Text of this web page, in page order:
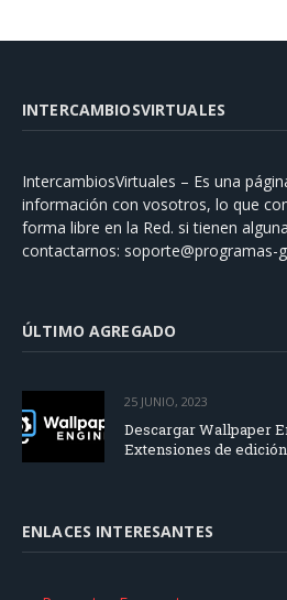
INTERCAMBIOSVIRTUALES
IntercambiosVirtuales – Es una
información con vosotros, lo que
forma libre en la Red. si tienen
contactarnos: soporte@programas-
ÚLTIMO AGREGADO
25 JUNIO, 2023
Descargar Wallpaper
Extensiones de
ENLACES INTERESANTES